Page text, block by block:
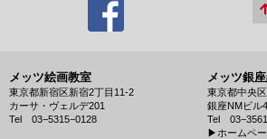
メッツ絵画教室
東京都新宿区新宿2丁目11-2
カーサ・ヴェルデ201
Tel 03−5315−0128
メッツ銀
東京都中央
銀座NMビル
Tel
▶︎ホームペ